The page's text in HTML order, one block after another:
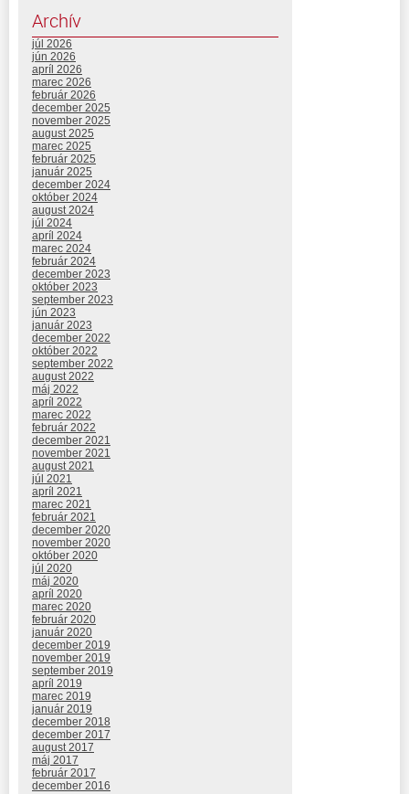
Archív
júl 2026
jún 2026
apríl 2026
marec 2026
február 2026
december 2025
november 2025
august 2025
marec 2025
február 2025
január 2025
december 2024
október 2024
august 2024
júl 2024
apríl 2024
marec 2024
február 2024
december 2023
október 2023
september 2023
jún 2023
január 2023
december 2022
október 2022
september 2022
august 2022
máj 2022
apríl 2022
marec 2022
február 2022
december 2021
november 2021
august 2021
júl 2021
apríl 2021
marec 2021
február 2021
december 2020
november 2020
október 2020
júl 2020
máj 2020
apríl 2020
marec 2020
február 2020
január 2020
december 2019
november 2019
september 2019
apríl 2019
marec 2019
január 2019
december 2018
december 2017
august 2017
máj 2017
február 2017
december 2016